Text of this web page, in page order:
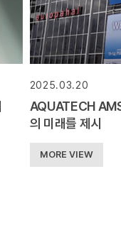
2025.03.20
AQUATECH
의 미래를 제시
MORE VIEW